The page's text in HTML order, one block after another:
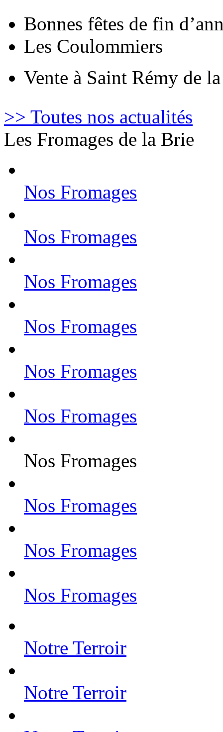
Bonnes fêtes de fin
Les Coulommiers
Vente à Saint Rémy de
>> Toutes nos actualités
Les Fromages de la Brie
Nos Fromages
Nos Fromages
Nos Fromages
Nos Fromages
Nos Fromages
Nos Fromages
Nos Fromages
Nos Fromages
Nos Fromages
Nos Fromages
Notre Terroir
Notre Terroir